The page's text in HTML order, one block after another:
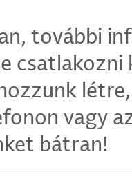
további
vagy
bátran!